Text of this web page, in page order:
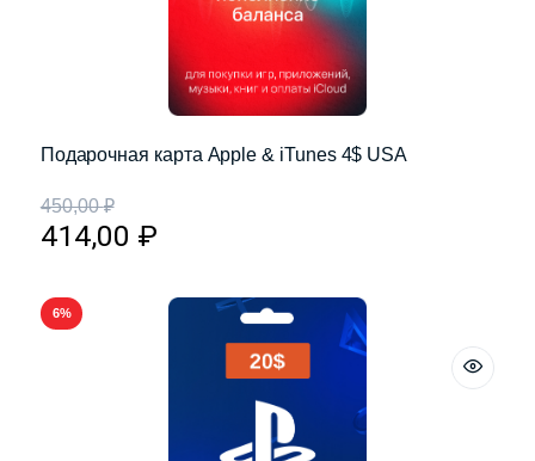
Подарочная карта Apple & iTunes 4$ USA
450,00₽
414,00 ₽
6%